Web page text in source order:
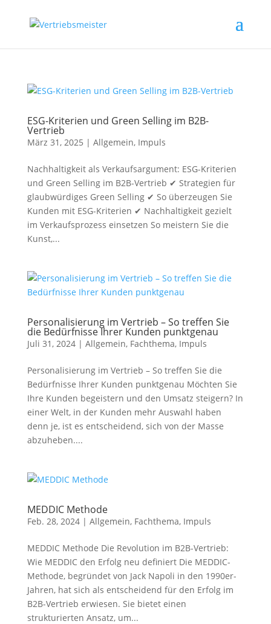
ESG-Kriterien und Green Selling im B2B-
Vertrieb
März 31, 2025 | Allgemein, Impuls
Nachhaltigkeit als Verkaufsargument: ESG-Kriterien
und Green Selling im B2B-Vertrieb ✔ Strategien für
glaubwürdiges Green Selling ✔ So überzeugen Sie
Kunden mit ESG-Kriterien ✔ Nachhaltigkeit gezielt
im Verkaufsprozess einsetzen So meistern Sie die
Kunst,...
Personalisierung im Vertrieb – So treffen Sie
die Bedürfnisse Ihrer Kunden punktgenau
Juli 31, 2024| Allgemein, Fachthema, Impuls
Personalisierung im Vertrieb – So treffen Sie die
Bedürfnisse Ihrer Kunden punktgenau Möchten Sie
Ihre Kunden begeistern und den Umsatz steigern? In
einer Welt, in der Kunden mehr Auswahl haben
denn je, ist es entscheidend, sich von der Masse
abzuheben....
MEDDIC Methode
Feb. 28, 2024| Allgemein, Fachthema, Impuls
MEDDIC Methode Die Revolution im B2B-Vertrieb:
Wie MEDDIC den Erfolg neu definiert Die MEDDIC-
Methode, begründet von Jack Napoli in den 1990er-
Jahren, hat sich als entscheidend für den Erfolg im
B2B-Vertrieb erwiesen. Sie bietet einen
strukturierten Ansatz, um...